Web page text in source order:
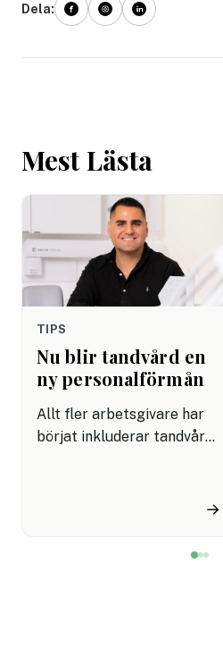
Dela:
Mest Lästa
TIPS
Nu blir tandvård en
ny personalförmån
Allt fler arbetsgivare har
börjat inkluderar tandvård i
miljon svenskar uppger att
→